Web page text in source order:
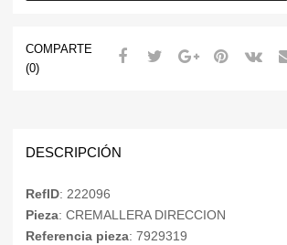
COMPARTE
(0)
DESCRIPCIÓN
RefID: 222096
Pieza: CREMALLERA DIRECCION
Referencia pieza: 7929319